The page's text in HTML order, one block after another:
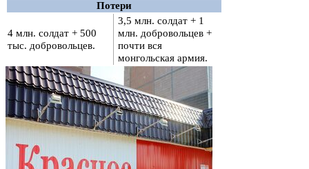
Потери
4 млн. солдат + 500
тыс. добровольцев.
3,5 млн. солдат + 1
млн. добровольцев +
почти вся
монгольская армия.